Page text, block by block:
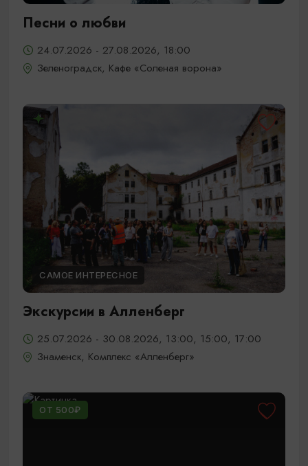
Песни о любви
24.07.2026 - 27.08.2026, 18:00
Зеленоградск, Кафе «Соленая ворона»
САМОЕ ИНТЕРЕСНОЕ
Экскурсии в Алленберг
25.07.2026 - 30.08.2026, 13:00, 15:00, 17:00
Знаменск, Комплекс «Алленберг»
ОТ 500₽